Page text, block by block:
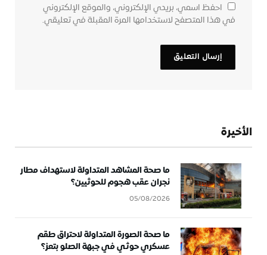
احفظ اسمي، بريدي الإلكتروني، والموقع الإلكتروني
في هذا المتصفح لاستخدامها المرة المقبلة في تعليقي.
الأخيرة
ما صحة المشاهد المتداولة لاستهداف مطار
نجران عقب هجوم للحوثيين؟
05/08/2026
ما صحة الصورة المتداولة لاحتراق طقم
عسكري حوثي في جبهة الصلو بتعز؟